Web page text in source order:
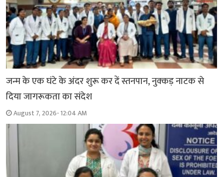
जन्म के एक घंटे के अंदर शुरू कर दें स्तनपान, नुक्कड़ नाटक से
दिया जागरूकता का संदेश
August 7, 2026- 12:04 AM